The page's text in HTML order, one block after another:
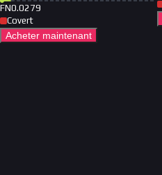
FN0.0279
Covert
Acheter maintenant